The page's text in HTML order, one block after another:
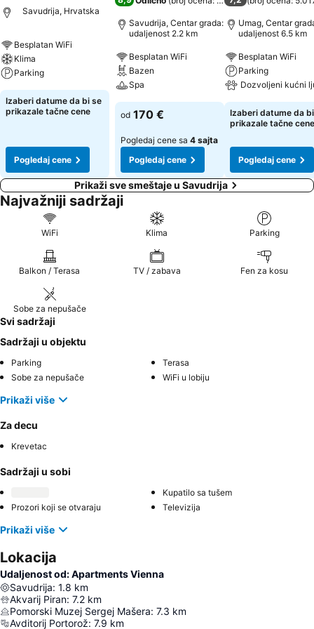
Savudrija, Hrvatska
Besplatan WiFi
Klima
Parking
Izaberi datume da bi se
prikazale tačne cene
Pogledaj cene
Savudrija, Centar grada:
udaljenost 2.2 km
Besplatan WiFi
Bazen
Spa
od 170 €
Pogledaj cene sa 4 sajta
Pogledaj cene
Umag, Centar
udaljenost 6.5 km
Besplatan WiFi
Parking
Dozvoljeni kućni
Izaberi datume da
prikazale tačne cene
Pogledaj cene
Prikaži sve smeštaje u Savudrija
Najvažniji sadržaji
WiFi Klima Parking
Balkon / Terasa TV / zabava Fen za kosu
Sobe za nepušače
Svi sadržaji
Sadržaji u objektu
Parking
Terasa
Sobe za nepušače
WiFi u lobiju
Prikaži više
Za decu
Krevetac
Sadržaji u sobi
Kupatilo sa tušem
Prozori koji se otvaraju
Televizija
Prikaži više
Lokacija
Udaljenost od: Apartments Vienna
Savudrija: 1.8 km
Akvarij Piran: 7.2 km
Pomorski Muzej Sergej Mašera: 7.3 km
Avditorij Portorož: 7.9 km